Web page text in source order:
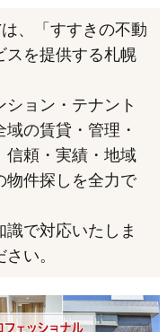
、「すすきの不動
スを提供する札幌
ョン・テナント
の賃貸・管理・
信頼・実績・地域
物件探しを全力で
で対応いたしま
い。